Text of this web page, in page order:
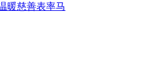
暖慈善表率马